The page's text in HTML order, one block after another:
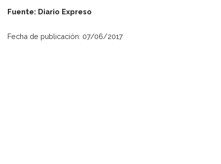
Fuente: Diario Expreso
Fecha de publicación: 07/06/2017